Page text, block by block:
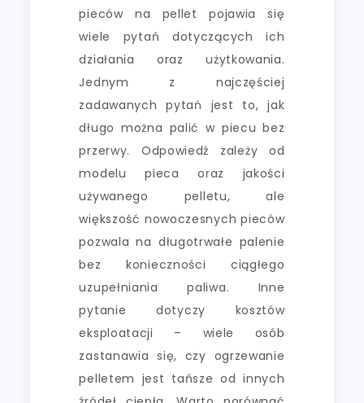
pieców na pellet pojawia się
wiele pytań dotyczących ich
działania oraz użytkowania.
Jednym z najczęściej
zadawanych pytań jest to, jak
długo można palić w piecu bez
przerwy. Odpowiedź zależy od
modelu pieca oraz jakości
używanego pelletu, ale
większość nowoczesnych pieców
pozwala na długotrwałe palenie
bez konieczności ciągłego
uzupełniania paliwa. Inne
pytanie dotyczy kosztów
eksploatacji – wiele osób
zastanawia się, czy ogrzewanie
pelletem jest tańsze od innych